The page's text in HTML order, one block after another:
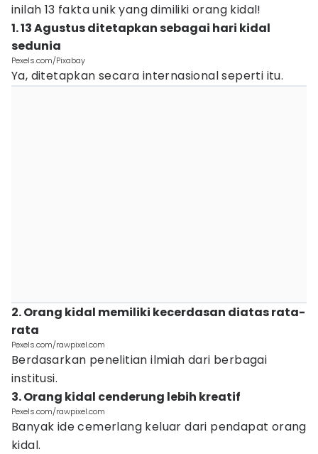
inilah 13 fakta unik yang dimiliki orang kidal!
1. 13 Agustus ditetapkan sebagai hari kidal
sedunia
Pexels.com/Pixabay
Ya, ditetapkan secara internasional seperti itu.
2. Orang kidal memiliki kecerdasan diatas rata-
rata
Pexels.com/rawpixel.com
Berdasarkan penelitian ilmiah dari berbagai
institusi.
3. Orang kidal cenderung lebih kreatif
Pexels.com/rawpixel.com
Banyak ide cemerlang keluar dari pendapat orang
kidal.